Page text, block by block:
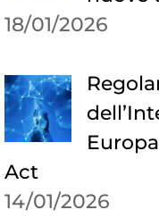
18/01/2026
Act
14/01/2026